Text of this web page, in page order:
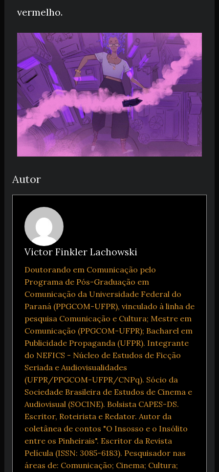
vermelho.
Autor
Victor Finkler Lachowski
Doutorando em Comunicação pelo
Programa de Pós-Graduação em
Comunicação da Universidade Federal do
Paraná (PPGCOM-UFPR), vinculado à linha de
pesquisa Comunicação e Cultura; Mestre em
Comunicação (PPGCOM-UFPR); Bacharel em
Publicidade Propaganda (UFPR). Integrante
do NEFICS - Núcleo de Estudos de Ficção
Seriada e Audiovisualidades
(UFPR/PPGCOM-UFPR/CNPq). Sócio da
Sociedade Brasileira de Estudos de Cinema e
Audiovisual (SOCINE). Bolsista CAPES-DS.
Escritor, Roteirista e Redator. Autor da
coletânea de contos "O Insosso e o Insólito
entre os Pinheirais". Escritor da Revista
Película (ISSN: 3085-6183). Pesquisador nas
áreas de: Comunicação; Cinema; Cultura;